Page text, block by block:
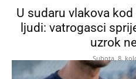
U sudaru vlakova
ljudi: vatrogasci
uzrok
Subota, 8.